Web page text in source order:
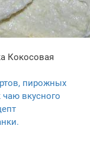
Кокосовая
пирожных
чаю вкусного